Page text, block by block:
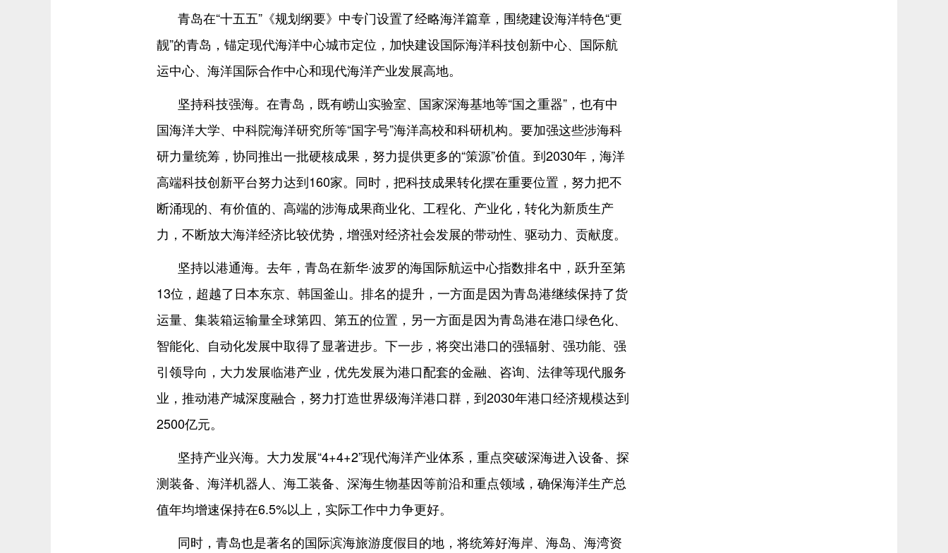
青岛在“十五五”《规划纲要》中专门设置了经略海洋篇章，围绕建设海洋特色“更
靓”的青岛，锚定现代海洋中心城市定位，加快建设国际海洋科技创新中心、国际航
运中心、海洋国际合作中心和现代海洋产业发展高地。
坚持科技强海。在青岛，既有崂山实验室、国家深海基地等“国之重器”，也有中
国海洋大学、中科院海洋研究所等“国字号”海洋高校和科研机构。要加强这些涉海科
研力量统筹，协同推出一批硬核成果，努力提供更多的“策源”价值。到2030年，海洋
高端科技创新平台努力达到160家。同时，把科技成果转化摆在重要位置，努力把不
断涌现的、有价值的、高端的涉海成果商业化、工程化、产业化，转化为新质生产
力，不断放大海洋经济比较优势，增强对经济社会发展的带动性、驱动力、贡献度。
坚持以港通海。去年，青岛在新华·波罗的海国际航运中心指数排名中，跃升至第
13位，超越了日本东京、韩国釜山。排名的提升，一方面是因为青岛港继续保持了货
运量、集装箱运输量全球第四、第五的位置，另一方面是因为青岛港在港口绿色化、
智能化、自动化发展中取得了显著进步。下一步，将突出港口的强辐射、强功能、强
引领导向，大力发展临港产业，优先发展为港口配套的金融、咨询、法律等现代服务
业，推动港产城深度融合，努力打造世界级海洋港口群，到2030年港口经济规模达到
2500亿元。
坚持产业兴海。大力发展“4+4+2”现代海洋产业体系，重点突破深海进入设备、探
测装备、海洋机器人、海工装备、深海生物基因等前沿和重点领域，确保海洋生产总
值年均增速保持在6.5%以上，实际工作中力争更好。
同时，青岛也是著名的国际滨海旅游度假目的地，将统筹好海岸、海岛、海湾资